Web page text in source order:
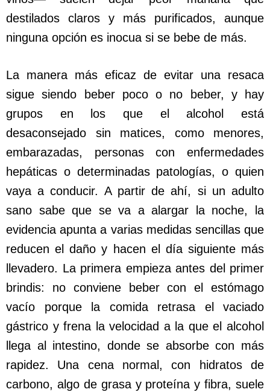
destilados claros y más purificados, aunque
ninguna opción es inocua si se bebe de más.
La manera más eficaz de evitar una resaca
sigue siendo beber poco o no beber, y hay
grupos en los que el alcohol está
desaconsejado sin matices, como menores,
embarazadas, personas con enfermedades
hepáticas o determinadas patologías, o quien
vaya a conducir. A partir de ahí, si un adulto
sano sabe que se va a alargar la noche, la
evidencia apunta a varias medidas sencillas que
reducen el daño y hacen el día siguiente más
llevadero. La primera empieza antes del primer
brindis: no conviene beber con el estómago
vacío porque la comida retrasa el vaciado
gástrico y frena la velocidad a la que el alcohol
llega al intestino, donde se absorbe con más
rapidez. Una cena normal, con hidratos de
carbono, algo de grasa y proteína y fibra, suele